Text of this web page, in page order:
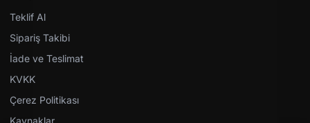
Teklif Al
Sipariş Takibi
İade ve Teslimat
KVKK
Çerez Politikası
Kaynaklar